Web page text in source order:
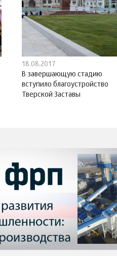
18.08.2017
В завершающую стадию
вступило благоустройство
Тверской Заставы